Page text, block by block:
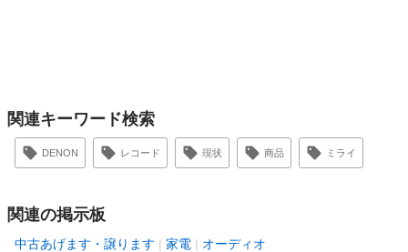
関連キーワード検索
DENON レコード 現状 商品 ミライ
関連の掲示板
中古あげます・譲ります 家電 オーディオ